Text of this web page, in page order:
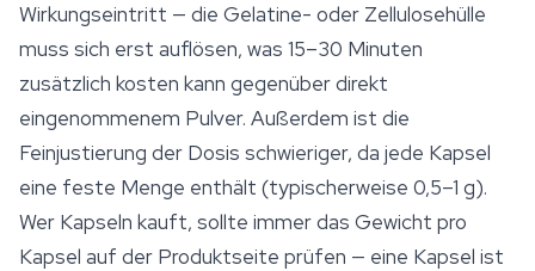
Wirkungseintritt — die Gelatine- oder Zellulosehülle
muss sich erst auflösen, was 15–30 Minuten
zusätzlich kosten kann gegenüber direkt
eingenommenem Pulver. Außerdem ist die
Feinjustierung der Dosis schwieriger, da jede Kapsel
eine feste Menge enthält (typischerweise 0,5–1 g).
Wer Kapseln kauft, sollte immer das Gewicht pro
Kapsel auf der Produktseite prüfen — eine Kapsel ist